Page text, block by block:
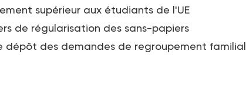
supérieur aux étudiants de l'UE
de régularisation des sans-papiers
dépôt des demandes de regroupement familial